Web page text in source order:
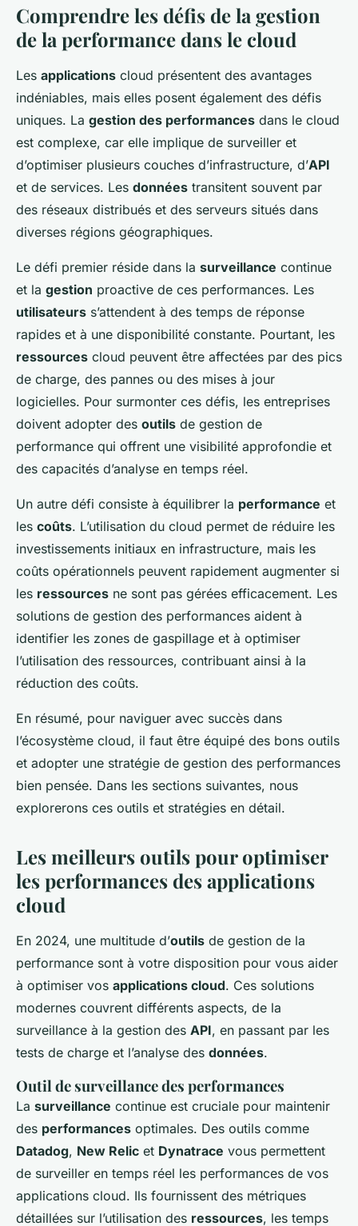
Comprendre les défis de la gestion
de la performance dans le cloud
Les applications cloud présentent des avantages
indéniables, mais elles posent également des défis
uniques. La gestion des performances dans le cloud
est complexe, car elle implique de surveiller et
d’optimiser plusieurs couches d’infrastructure, d’API
et de services. Les données transitent souvent par
des réseaux distribués et des serveurs situés dans
diverses régions géographiques.
Le défi premier réside dans la surveillance continue
et la gestion proactive de ces performances. Les
utilisateurs s’attendent à des temps de réponse
rapides et à une disponibilité constante. Pourtant, les
ressources cloud peuvent être affectées par des pics
de charge, des pannes ou des mises à jour
logicielles. Pour surmonter ces défis, les entreprises
doivent adopter des outils de gestion de
performance qui offrent une visibilité approfondie et
des capacités d’analyse en temps réel.
Un autre défi consiste à équilibrer la performance et
les coûts. L’utilisation du cloud permet de réduire les
investissements initiaux en infrastructure, mais les
coûts opérationnels peuvent rapidement augmenter si
les ressources ne sont pas gérées efficacement. Les
solutions de gestion des performances aident à
identifier les zones de gaspillage et à optimiser
l’utilisation des ressources, contribuant ainsi à la
réduction des coûts.
En résumé, pour naviguer avec succès dans
l’écosystème cloud, il faut être équipé des bons outils
et adopter une stratégie de gestion des performances
bien pensée. Dans les sections suivantes, nous
explorerons ces outils et stratégies en détail.
Les meilleurs outils pour optimiser
les performances des applications
cloud
En 2024, une multitude d’outils de gestion de la
performance sont à votre disposition pour vous aider
à optimiser vos applications cloud. Ces solutions
modernes couvrent différents aspects, de la
surveillance à la gestion des API, en passant par les
tests de charge et l’analyse des données.
Outil de surveillance des performances
La surveillance continue est cruciale pour maintenir
des performances optimales. Des outils comme
Datadog, New Relic et Dynatrace vous permettent
de surveiller en temps réel les performances de vos
applications cloud. Ils fournissent des métriques
détaillées sur l’utilisation des ressources, les temps